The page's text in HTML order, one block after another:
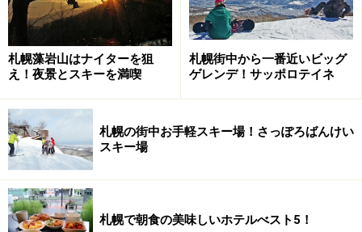
ープンで自身が手がけた店舗数は705店舗に！ 各店のこ
だわりを映した空間も要チェックですね。
最近ちょっと元気がない札幌の食シーンを盛り上げる牽
引役としても、期待が集まるG DINING札幌。何かと出か
ける機会が多いこの季節、覗いてみませんか？
G DINING札幌 フロアガイド
http://www.gdiningsapporo.com/
【Ｂ１Ｆ：G STREET】
札幌藻岩山はナイターを狙
え！夜景とスキーを満喫
札幌街中から一番近いビッグ
ゲレンデ！サッポロテイネ
札幌の街中お手軽スキー場！さっぽろばんけい
スキー場
札幌で朝食の美味しいホテルべスト5！